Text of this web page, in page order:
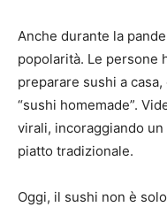
Anche durante la
popolarità. Le persone
preparare sushi a
“sushi homemade”.
virali, incoraggiando
piatto tradizionale.
Oggi, il sushi non è